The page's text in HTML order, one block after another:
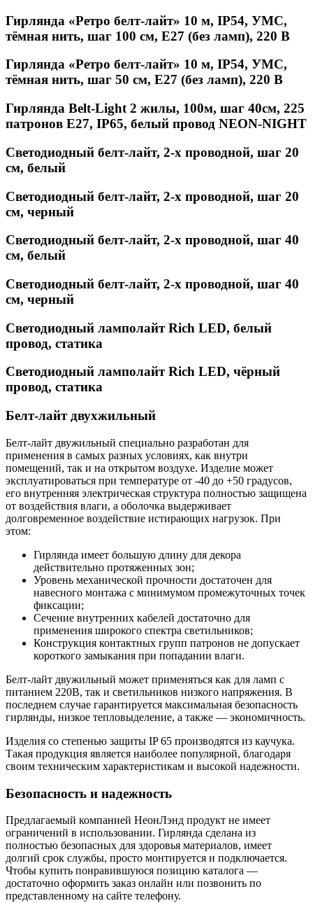
Гирлянда «Ретро белт-лайт» 10 м, IP54, УМС,
тёмная нить, шаг 100 см, Е27 (без ламп), 220 В
Гирлянда «Ретро белт-лайт» 10 м, IP54, УМС,
тёмная нить, шаг 50 см, Е27 (без ламп), 220 В
Гирлянда Belt-Light 2 жилы, 100м, шаг 40см, 225
патронов E27, IP65, белый провод NEON-NIGHT
Светодиодный белт-лайт, 2-х проводной, шаг 20
см, белый
Светодиодный белт-лайт, 2-х проводной, шаг 20
см, черный
Светодиодный белт-лайт, 2-х проводной, шаг 40
см, белый
Светодиодный белт-лайт, 2-х проводной, шаг 40
см, черный
Светодиодный ламполайт Rich LED, белый
провод, статика
Светодиодный ламполайт Rich LED, чёрный
провод, статика
Белт-лайт двухжильный
Белт-лайт двужильный специально разработан для
применения в самых разных условиях, как внутри
помещений, так и на открытом воздухе. Изделие может
эксплуатироваться при температуре от -40 до +50 градусов,
его внутренняя электрическая структура полностью защищена
от воздействия влаги, а оболочка выдерживает
долговременное воздействие истирающих нагрузок. При
этом:
Гирлянда имеет большую длину для декора
действительно протяженных зон;
Уровень механической прочности достаточен для
навесного монтажа с минимумом промежуточных точек
фиксации;
Сечение внутренних кабелей достаточно для
применения широкого спектра светильников;
Конструкция контактных групп патронов не допускает
короткого замыкания при попадании влаги.
Белт-лайт двужильный может применяться как для ламп с
питанием 220В, так и светильников низкого напряжения. В
последнем случае гарантируется максимальная безопасность
гирлянды, низкое тепловыделение, а также — экономичность.
Изделия со степенью защиты IP 65 производятся из каучука.
Такая продукция является наиболее популярной, благодаря
своим техническим характеристикам и высокой надежности.
Безопасность и надежность
Предлагаемый компанией НеонЛэнд продукт не имеет
ограничений в использовании. Гирлянда сделана из
полностью безопасных для здоровья материалов, имеет
долгий срок службы, просто монтируется и подключается.
Чтобы купить понравившуюся позицию каталога —
достаточно оформить заказ онлайн или позвонить по
представленному на сайте телефону.